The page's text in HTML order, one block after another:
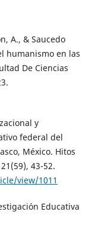
A., & Saucedo
humanismo en las
De Ciencias
y
federal del
México. Hitos
43-52.
view/1011
Educativa